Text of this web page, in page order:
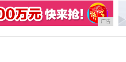
广告